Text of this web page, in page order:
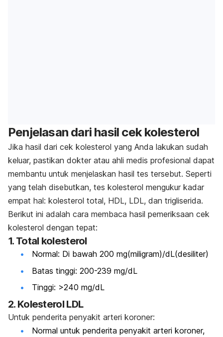
Penjelasan dari hasil cek kolesterol
Jika hasil dari cek kolesterol yang Anda lakukan sudah
keluar, pastikan dokter atau ahli medis profesional dapat
membantu untuk menjelaskan hasil tes tersebut. Seperti
yang telah disebutkan, tes kolesterol mengukur kadar
empat hal: kolesterol total, HDL, LDL, dan trigliserida.
Berikut ini adalah cara membaca hasil pemeriksaan cek
kolesterol dengan tepat:
1. Total kolesterol
Normal: Di bawah 200 mg(miligram)/dL(desiliter)
Batas tinggi: 200-239 mg/dL
Tinggi: >240 mg/dL
2. Kolesterol LDL
Untuk penderita penyakit arteri koroner:
Normal untuk penderita penyakit arteri koroner,